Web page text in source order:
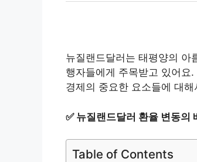
뉴질랜드달러는 태평양의 아
행자들에게 주목받고 있어요
경제의 중요한 요소들에 대
✅ 뉴질랜드달러 환율 변동의
Table of Contents